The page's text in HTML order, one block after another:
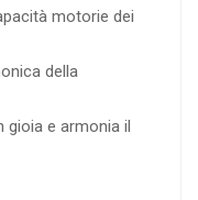
motorie dei
della
gioia e armonia il